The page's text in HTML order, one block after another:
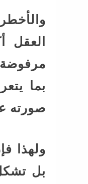
العقل
مرفوضة
بما
صورته
ولهذا
بل